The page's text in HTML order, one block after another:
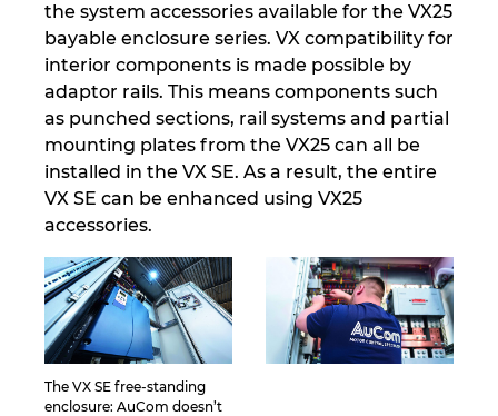
the system accessories available for the VX25
bayable enclosure series. VX compatibility for
interior components is made possible by
adaptor rails. This means components such
as punched sections, rail systems and partial
mounting plates from the VX25 can all be
installed in the VX SE. As a result, the entire
VX SE can be enhanced using VX25
accessories.
The VX SE free-standing
enclosure: AuCom doesn’t